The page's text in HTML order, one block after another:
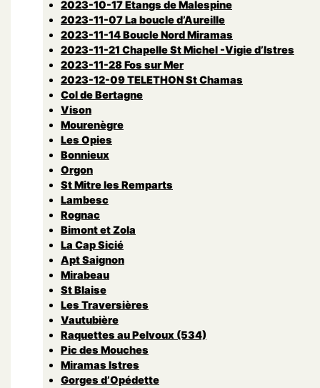
2023-10-17 Etangs de Malespine
2023-11-07 La boucle d’Aureille
2023-11-14 Boucle Nord Miramas
2023-11-21 Chapelle St Michel -Vigie d’Istres
2023-11-28 Fos sur Mer
2023-12-09 TELETHON St Chamas
Col de Bertagne
Vison
Mourenègre
Les Opies
Bonnieux
Orgon
St Mitre les Remparts
Lambesc
Rognac
Bimont et Zola
La Cap Sicié
Apt Saignon
Mirabeau
St Blaise
Les Traversières
Vautubière
Raquettes au Pelvoux (534)
Pic des Mouches
Miramas Istres
Gorges d’Opédette